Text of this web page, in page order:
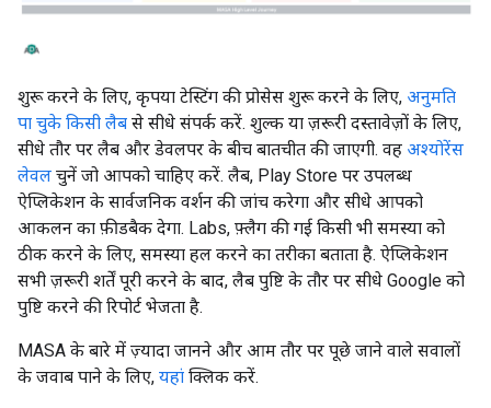
शुरू करने के लिए, कृपया टेस्टिंग की प्रोसेस शुरू करने के लिए, अनुमति
पा चुके किसी लैब से सीधे संपर्क करें. शुल्क या ज़रूरी दस्तावेज़ों के लिए,
सीधे तौर पर लैब और डेवलपर के बीच बातचीत की जाएगी. वह अश्योरेंस
लेवल चुनें जो आपको चाहिए करें. लैब, Play Store पर उपलब्ध
ऐप्लिकेशन के सार्वजनिक वर्शन की जांच करेगा और सीधे आपको
आकलन का फ़ीडबैक देगा. Labs, फ़्लैग की गई किसी भी समस्या को
ठीक करने के लिए, समस्या हल करने का तरीका बताता है. ऐप्लिकेशन
सभी ज़रूरी शर्तें पूरी करने के बाद, लैब पुष्टि के तौर पर सीधे Google को
पुष्टि करने की रिपोर्ट भेजता है.
MASA के बारे में ज़्यादा जानने और आम तौर पर पूछे जाने वाले सवालों
के जवाब पाने के लिए, यहां क्लिक करें.